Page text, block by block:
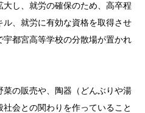
し、就労の確保のため、高卒程
ル、就労に有効な資格を取得させ
都宮高等学校の分散場が置かれ
菜の販売や、陶器（どんぶりや湯
会との関わりを作っていること